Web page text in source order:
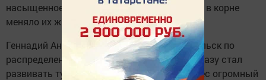
насыщенное общение увлекали ребят, и это в корне
меняло их жизнь.
Геннадий Анатольевич приехал в Зеленодольск по
распределению работал сначала в РСУ и сразу стал
развивать туризм. Все признают, что он внёс огромный